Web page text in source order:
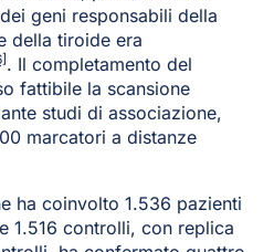
geni responsabili della
della tiroide era
. Il completamento del
fattibile la scansione
studi di associazione,
marcatori a distanze
ha coinvolto 1.536 pazienti
1.516 controlli, con replica